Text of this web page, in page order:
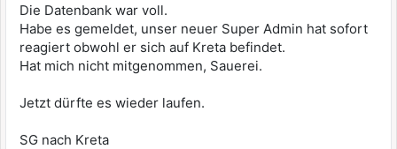
Die Datenbank war voll.
Habe es gemeldet, unser neuer Super Admin hat sofort
reagiert obwohl er sich auf Kreta befindet.
Hat mich nicht mitgenommen, Sauerei.
Jetzt dürfte es wieder laufen.
SG nach Kreta